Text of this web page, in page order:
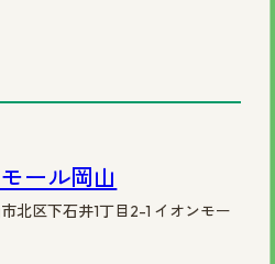
ール岡山
区下石井1丁目2-1 イオンモー